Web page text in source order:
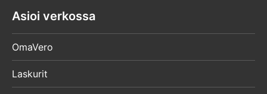
Asioi verkossa
OmaVero
Laskurit